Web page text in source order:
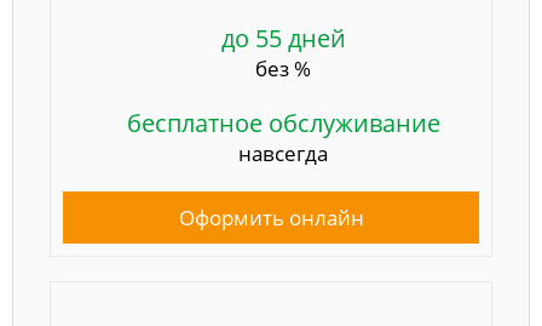
до 55 дней
без %
бесплатное обслуживание
навсегда
Оформить онлайн